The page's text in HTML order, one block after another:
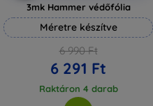
3mk Hammer védőfólia
Méretre készítve
6 990 Ft
6 291 Ft
Raktáron 4 darab